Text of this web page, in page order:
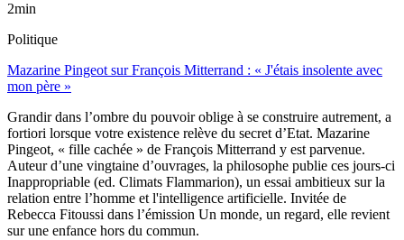
2min
Politique
Mazarine Pingeot sur François Mitterrand : « J'étais insolente avec
mon père »
Grandir dans l’ombre du pouvoir oblige à se construire autrement, a
fortiori lorsque votre existence relève du secret d’Etat. Mazarine
Pingeot, « fille cachée » de François Mitterrand y est parvenue.
Auteur d’une vingtaine d’ouvrages, la philosophe publie ces jours-ci
Inappropriable (ed. Climats Flammarion), un essai ambitieux sur la
relation entre l’homme et l'intelligence artificielle. Invitée de
Rebecca Fitoussi dans l’émission Un monde, un regard, elle revient
sur une enfance hors du commun.